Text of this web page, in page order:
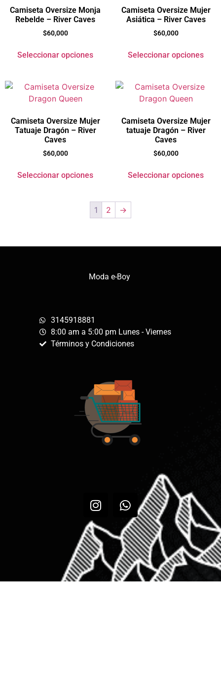
Camiseta Oversize Monja
Rebelde – River Caves
$60,000
Seleccionar opciones
Camiseta Oversize Mujer
Asiática – River Caves
$60,000
Seleccionar opciones
Camiseta Oversize Mujer
Tatuaje Dragón – River
Caves
$60,000
Seleccionar opciones
Camiseta Oversize Mujer
tatuaje Dragón – River
Caves
$60,000
Seleccionar opciones
1 2 →
Moda e-Boy
3145918881
8:00 am a 5:00 pm Lunes - Viernes
Términos y Condiciones